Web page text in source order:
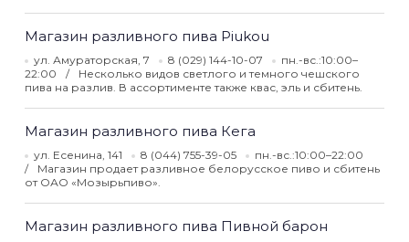
Магазин разливного пива Piukou
ул. Амураторская, 7 8 (029) 144-10-07
пн.-вс.:10:00–
22:00
Несколько видов светлого и темного чешского
пива на разлив. В ассортименте также квас, эль и сбитень.
Магазин разливного пива Кега
ул. Есенина, 141 8 (044) 755-39-05
пн.-вс.:10:00–22:00
Магазин продает разливное белорусское пиво и сбитень
от ОАО «Мозырьпиво».
Магазин разливного пива Пивной барон